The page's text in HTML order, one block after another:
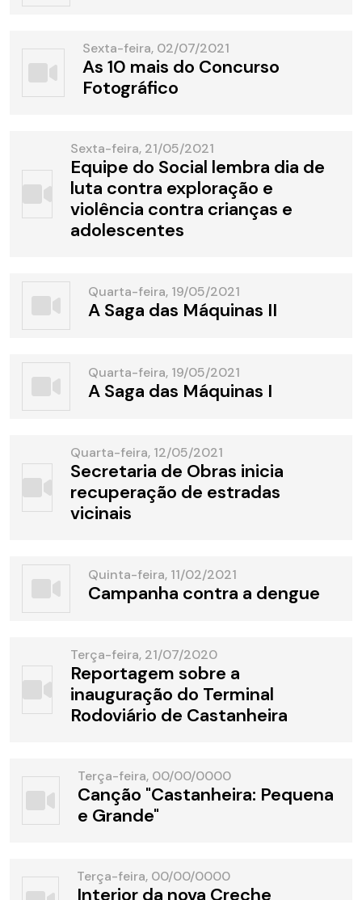
Sexta-feira, 02/07/2021
As 10 mais do Concurso
Fotográfico
Sexta-feira, 21/05/2021
Equipe do Social lembra dia de
luta contra exploração e
violência contra crianças e
adolescentes
Quarta-feira, 19/05/2021
A Saga das Máquinas II
Quarta-feira, 19/05/2021
A Saga das Máquinas I
Quarta-feira, 12/05/2021
Secretaria de Obras inicia
recuperação de estradas
vicinais
Quinta-feira, 11/02/2021
Campanha contra a dengue
Terça-feira, 21/07/2020
Reportagem sobre a
inauguração do Terminal
Rodoviário de Castanheira
Terça-feira, 00/00/0000
Canção "Castanheira: Pequena
e Grande"
Terça-feira, 00/00/0000
Interior da nova Creche